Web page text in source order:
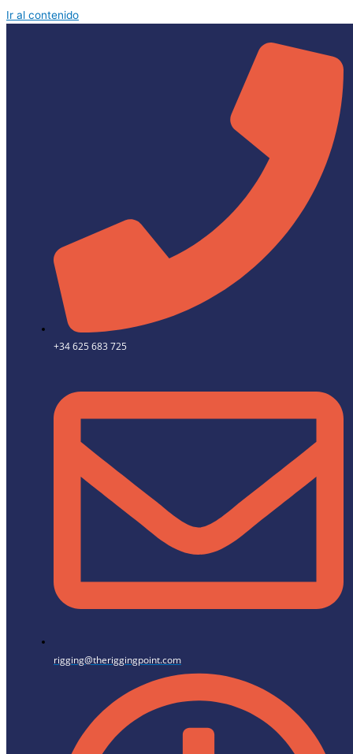
Ir al contenido
+34 625 683 725
rigging@theriggingpoint.com